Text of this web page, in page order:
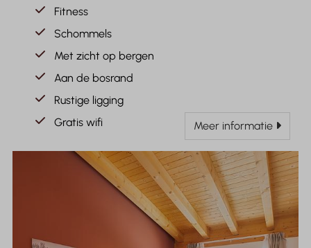
Fitness
Schommels
Met zicht op bergen
Aan de bosrand
Rustige ligging
Gratis wifi
Meer informatie